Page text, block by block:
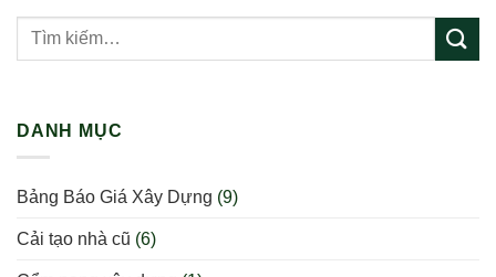
DANH MỤC
Bảng Báo Giá Xây Dựng (9)
Cải tạo nhà cũ (6)